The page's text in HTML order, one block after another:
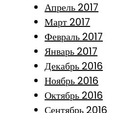
Апрель 2017
Март 2017
Февраль 2017
Январь 2017
Декабрь 2016
Ноябрь 2016
Октябрь 2016
Сентябрь 2016